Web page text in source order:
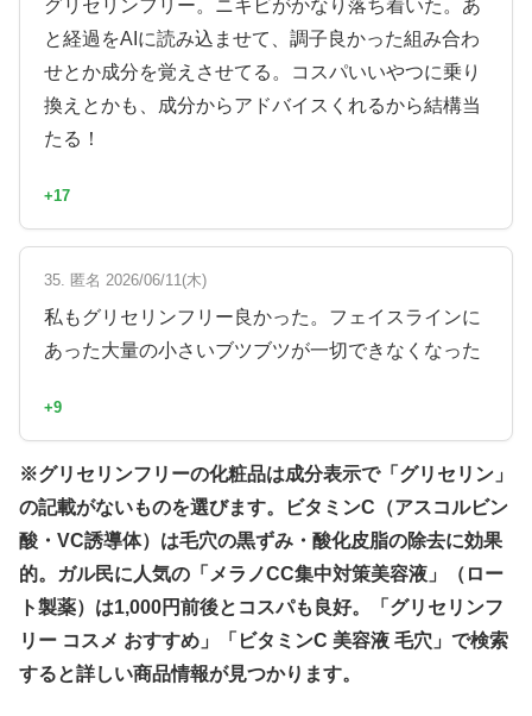
グリセリンフリー。ニキビがかなり落ち着いた。あ
と経過をAIに読み込ませて、調子良かった組み合わ
せとか成分を覚えさせてる。コスパいいやつに乗り
換えとかも、成分からアドバイスくれるから結構当
たる！
+17
35. 匿名 2026/06/11(木)
私もグリセリンフリー良かった。フェイスラインに
あった大量の小さいブツブツが一切できなくなった
+9
※グリセリンフリーの化粧品は成分表示で「グリセリン」
の記載がないものを選びます。ビタミンC（アスコルビン
酸・VC誘導体）は毛穴の黒ずみ・酸化皮脂の除去に効果
的。ガル民に人気の「メラノCC集中対策美容液」（ロー
ト製薬）は1,000円前後とコスパも良好。「グリセリンフ
リー コスメ おすすめ」「ビタミンC 美容液 毛穴」で検索
すると詳しい商品情報が見つかります。